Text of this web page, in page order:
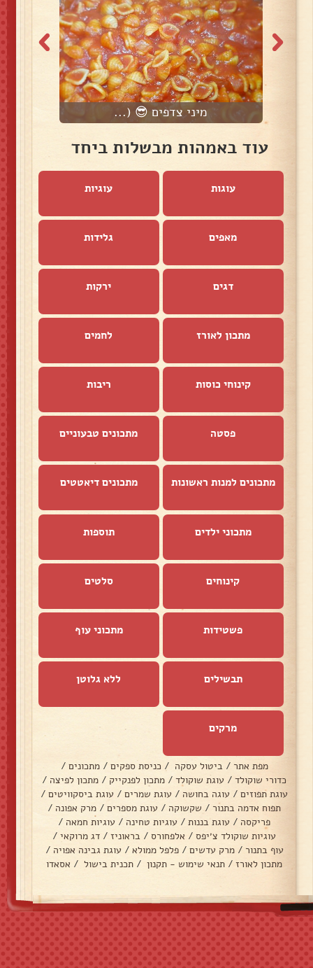
מיני צדפים 😎 (...
עוד באמהות מבשלות ביחד
עוגות עוגיות
מאפים גלידות
דגים ירקות
מתכון לאורז לחמים
קינוחי כוסות ריבות
פסטה מתכונים טבעוניים
מתכונים למנות ראשונות מתכונים דיאטטים
מתכוני ילדים תוספות
קינוחים סלטים
פשטידות מתכוני עוף
תבשילים ללא גלוטן
מרקים
מפת אתר / ביטול עסקה / כניסת ספקים / מתכונים /
כדורי שוקולד / עוגת שוקולד / מתכון לפנקייק / מתכון לפיצה /
עוגת תפוזים / עוגה בחושה / עוגת שמרים / עוגת ביסקוויטים /
תפוח אדמה בתנור / שקשוקה / עוגת מספרים / מרק אפונה /
פריקסה / עוגת בננות / עוגיות טחינה / עוגיות חמאה /
עוגיות שוקולד צ׳יפס / אלפחורס / בראוניז / דג מרוקאי /
עוף בתנור / מרק עדשים / פלפל ממולא / עוגת גבינה אפויה /
מתכון לאורז / תנאי שימוש - תקנון / תכנית בישול / אסאדו